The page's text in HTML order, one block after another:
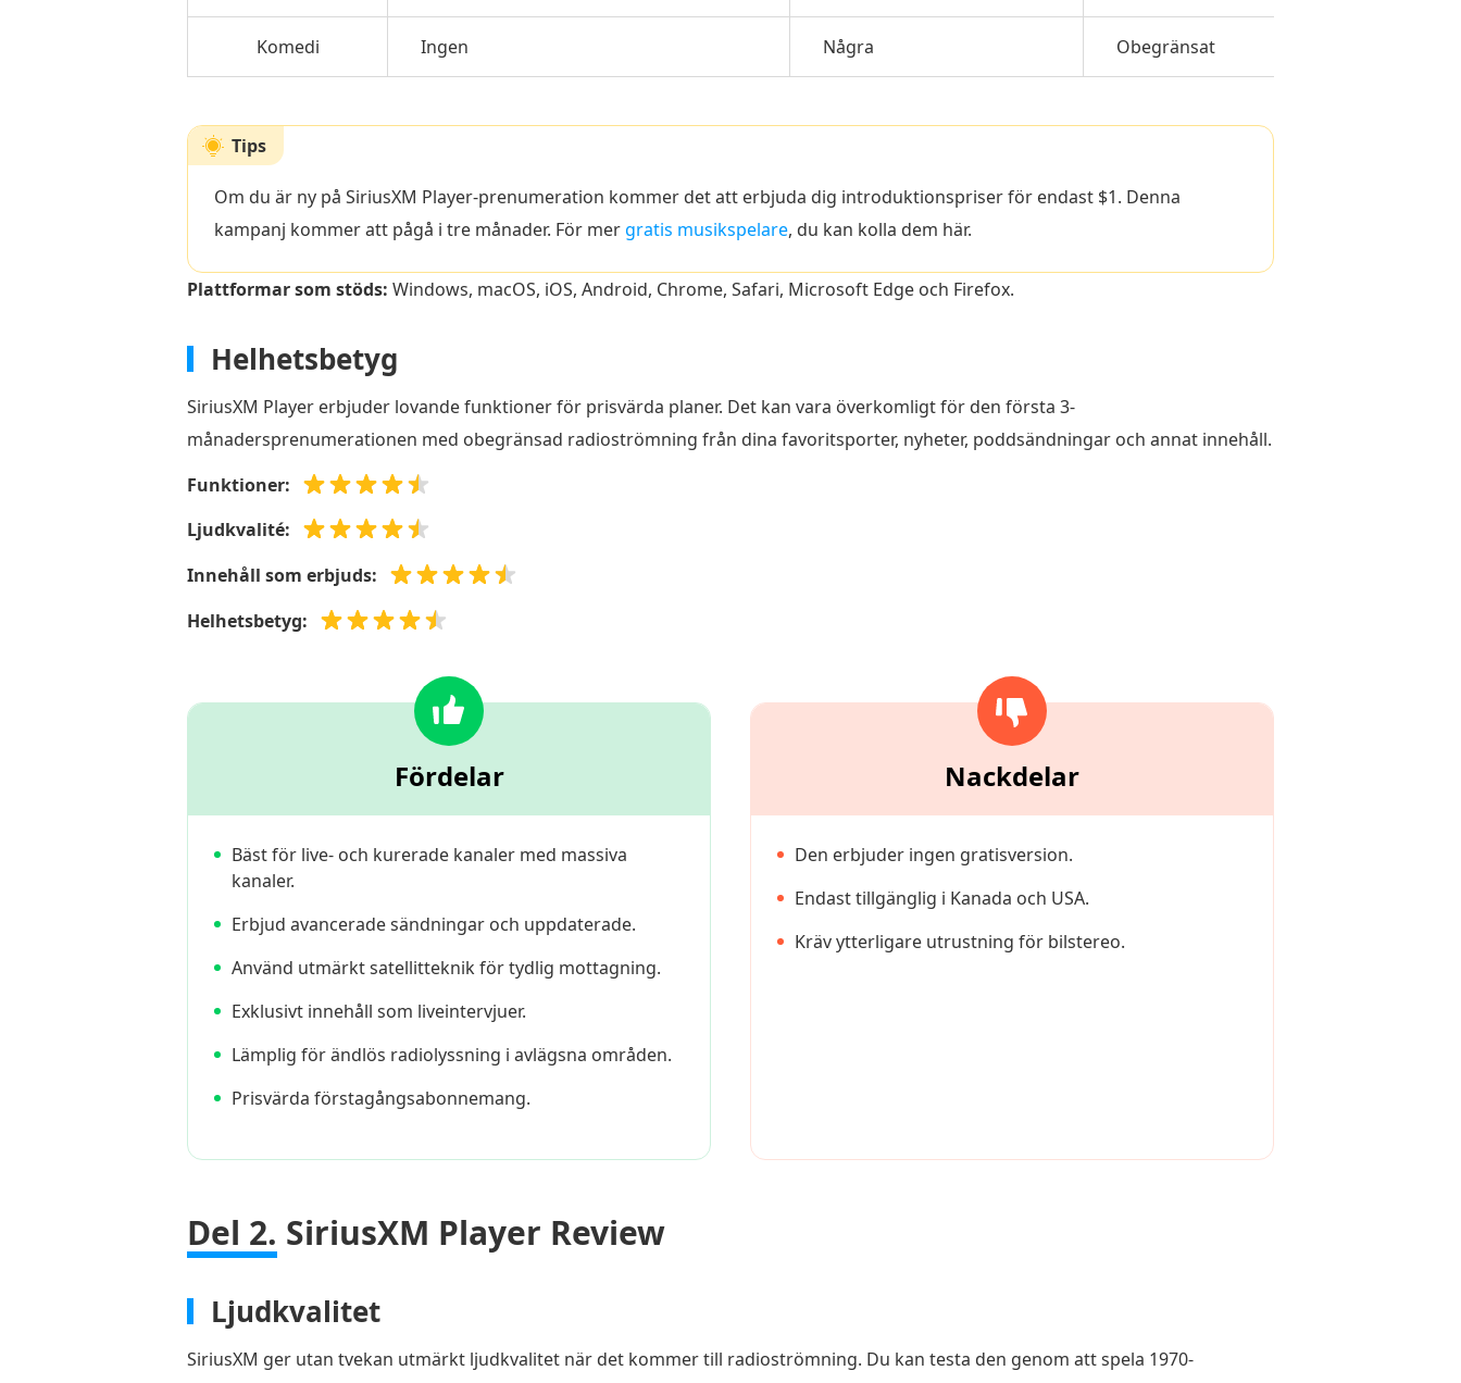
Komedi Ingen Några Obegränsat
Tips
Om du är ny på SiriusXM Player-prenumeration kommer det att erbjuda dig introduktionspriser för endast $1. Denna
kampanj kommer att pågå i tre månader. För mergratis musikspelare, du kan kolla dem här.
Plattformar som stöds: Windows, macOS, iOS, Android, Chrome, Safari, Microsoft Edge och Firefox.
Helhetsbetyg
SiriusXM Player erbjuder lovande funktioner för prisvärda planer. Det kan vara överkomligt för den första 3-
månadersprenumerationen med obegränsad radioströmning från dina favoritsporter, nyheter, poddsändningar och annat innehåll.
Funktioner:
Ljudkvalité:
Innehåll som erbjuds:
Helhetsbetyg:
Fördelar
Bäst för live- och kurerade kanaler med massiva
kanaler.
Erbjud avancerade sändningar och uppdaterade.
Använd utmärkt satellitteknik för tydlig mottagning.
Exklusivt innehåll som liveintervjuer.
Lämplig för ändlös radiolyssning i avlägsna områden.
Prisvärda förstagångsabonnemang.
Nackdelar
Den erbjuder ingen gratisversion.
Endast tillgänglig i Kanada och USA.
Kräv ytterligare utrustning för bilstereo.
Del 2. SiriusXM Player Review
Ljudkvalitet
SiriusXM ger utan tvekan utmärkt ljudkvalitet när det kommer till radioströmning. Du kan testa den genom att spela 1970-